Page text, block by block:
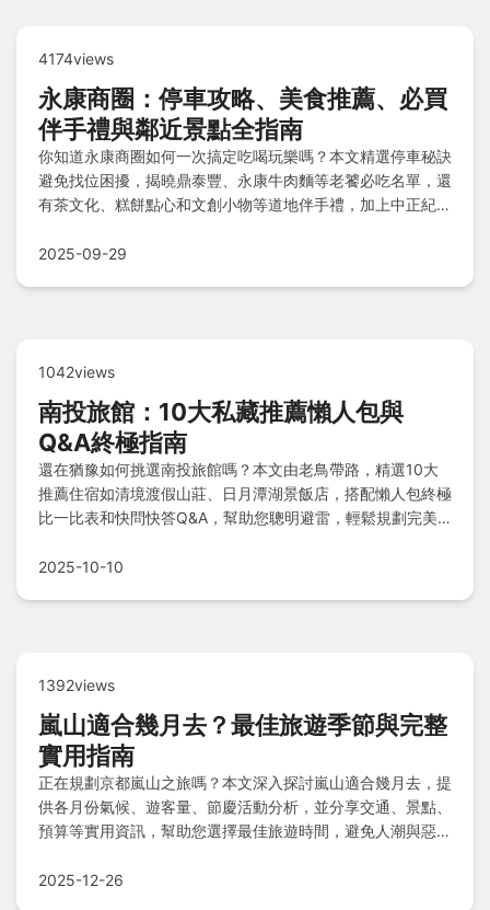
4174views
永康商圈：停車攻略、美食推薦、必買
伴手禮與鄰近景點全指南
你知道永康商圈如何一次搞定吃喝玩樂嗎？本文精選停車秘訣
避免找位困擾，揭曉鼎泰豐、永康牛肉麵等老饕必吃名單，還
有茶文化、糕餅點心和文創小物等道地伴手禮，加上中正紀念
2025-09-29
1042views
南投旅館：10大私藏推薦懶人包與
Q&A終極指南
還在猶豫如何挑選南投旅館嗎？本文由老鳥帶路，精選10大
推薦住宿如清境渡假山莊、日月潭湖景飯店，搭配懶人包終極
比一比表和快問快答Q&A，幫助您聰明避雷，輕鬆規劃完美
2025-10-10
1392views
嵐山適合幾月去？最佳旅遊季節與完整
實用指南
正在規劃京都嵐山之旅嗎？本文深入探討嵐山適合幾月去，提
供各月份氣候、遊客量、節慶活動分析，並分享交通、景點、
預算等實用資訊，幫助您選擇最佳旅遊時間，避免人潮與惡劣
2025-12-26